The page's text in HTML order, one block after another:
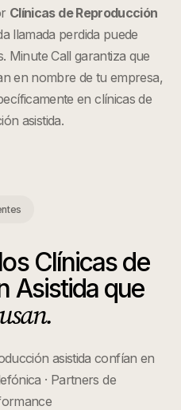
Clínicas de Reproducción
llamada perdida puede
Minute Call garantiza que
en nombre de tu empresa,
enclínicas de
asistida.
Clínicas de
Asistida que
usan.
asistida confían en
· Partners de